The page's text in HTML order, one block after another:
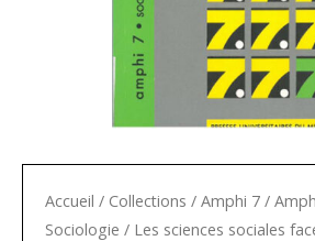
Accueil / Collections / Amphi 7 /
Sociologie / Les sciences sociales